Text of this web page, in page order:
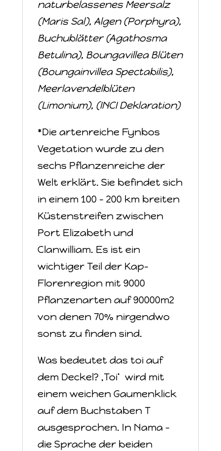
naturbelassenes Meersalz
(Maris Sal), Algen (Porphyra),
Buchublätter (Agathosma
Betulina), Boungavillea Blüten
(Boungainvillea Spectabilis),
Meerlavendelblüten
(Limonium), (INCI Deklaration)
*Die artenreiche Fynbos
Vegetation wurde zu den
sechs Pflanzenreiche der
Welt erklärt. Sie befindet sich
in einem 100 - 200 km breiten
Küstenstreifen zwischen
Port Elizabeth und
Clanwilliam. Es ist ein
wichtiger Teil der Kap-
Florenregion mit 9000
Pflanzenarten auf 90000m2
von denen 70% nirgendwo
sonst zu finden sind.
Was bedeutet das toi auf
dem Deckel? ‚Toi‘ wird mit
einem weichen Gaumenklick
auf dem Buchstaben T
ausgesprochen. In Nama –
die Sprache der beiden